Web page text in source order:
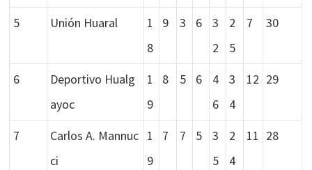
5 Unión Huaral
1
8
9 3 6
3
2
2
5
7 30
6
Deportivo Hualg
ayoc
1
9
8 5 6
4
6
3
4
12 29
7
Carlos A. Mannuc
ci
1
9
7 7 5
3
5
2
4
11 28